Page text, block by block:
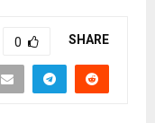
b
o
o
A
p
SHARE
0